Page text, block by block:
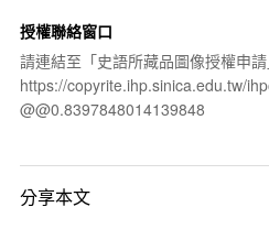
授權聯絡窗口
請連結至「史語所藏品圖像授權申
https://copyrite.ihp.sinica.edu.tw/
@@0.8397848014139848
分享本文